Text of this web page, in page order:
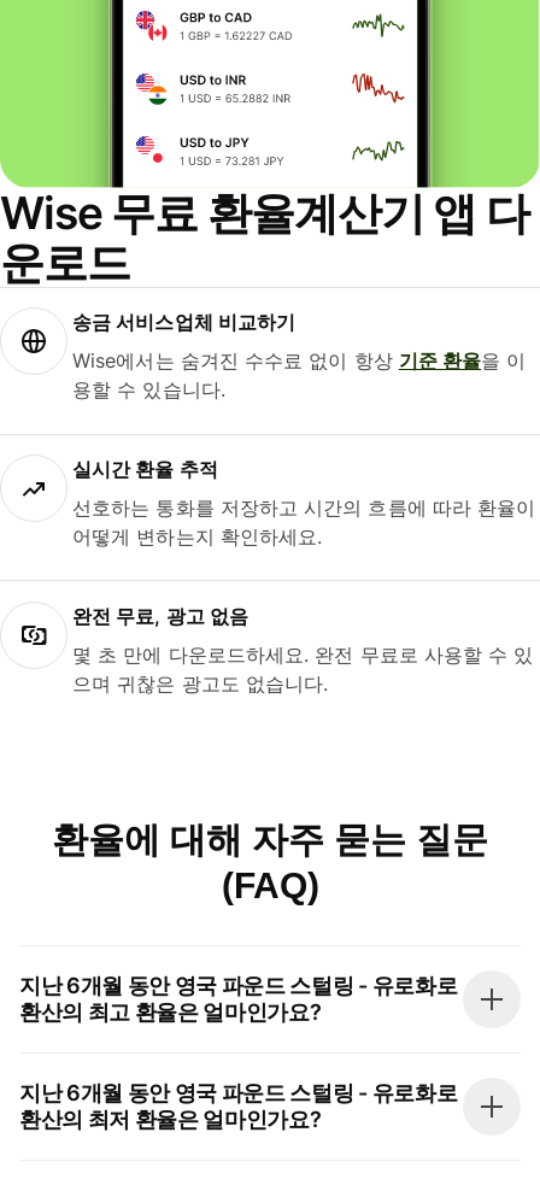
Wise 무료 환율계산기 앱 다
운로드
송금 서비스업체 비교하기
Wise에서는 숨겨진 수수료 없이 항상 기준 환율을 이
용할 수 있습니다.
실시간 환율 추적
선호하는 통화를 저장하고 시간의 흐름에 따라 환율이
어떻게 변하는지 확인하세요.
완전 무료, 광고 없음
몇 초 만에 다운로드하세요. 완전 무료로 사용할 수 있
으며 귀찮은 광고도 없습니다.
환율에 대해 자주 묻는 질문
(FAQ)
지난 6개월 동안 영국 파운드 스털링 - 유로화로
환산의 최고 환율은 얼마인가요?
지난 6개월 동안 영국 파운드 스털링 - 유로화로
환산의 최저 환율은 얼마인가요?